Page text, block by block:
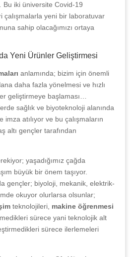
iki üniversite Covid-19
çalışmalarla yeni bir laboratuvar
sahip olacağımızı ortaya
Yeni Ürünler Geliştirmesi
anlamında; bizim için önemli
daha fazla yönelmesi ve hızlı
geliştirmeye başlaması…
sağlık ve biyoteknoloji alanında
atılıyor ve bu çalışmaların
altı gençler tarafından
yaşadığımız çağda
büyük bir önem taşıyor.
gençler; biyoloji, mekanik, elektrik-
okuyor olurlarsa olsunlar;
teknolojileri, makine öğrenmesi
sürece yani teknolojik alt
sürece ilerlemeleri